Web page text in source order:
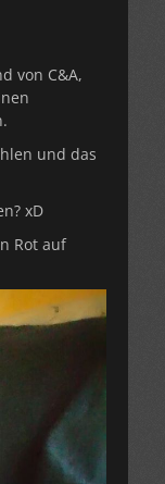
von C&A,
und das
xD
Rot auf